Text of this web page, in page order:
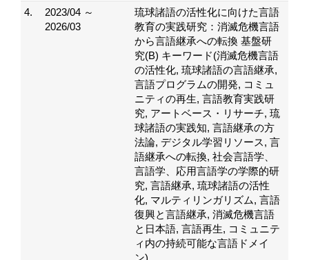
4.
2023/04 ～
2026/03
琉球諸語の活性化に向けた言語
教育の実践研究：消滅危機言語
から言語継承への転換 基盤研
究(B) キーワード(消滅危機言語
の活性化, 琉球諸語の言語継承,
言語プログラムの開発, コミュ
ニティの再生, 言語教育実践研
究, アートベース・リサーチ, 琉
球諸語の実践知, 言語継承の方
法論, デジタル学習リソース, 言
語継承への転換, 社会言語学、
言語学、応用言語学の学際的研
究, 言語継承, 琉球諸語の活性
化, マルティリンガリズム, 言語
復興と言語継承, 消滅危機言語
と日本語, 言語再生, コミュニテ
ィ内の持続可能な言語ドメイ
ン)